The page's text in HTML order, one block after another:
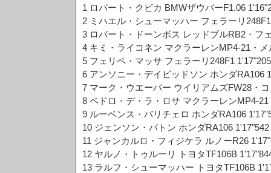
1 ロバート・クビカ BMWザウバーF1.06
2 ミハエル・シューマッハー フェラーリ
3 ロバート・ドーンボス レッドブルRB2・フ
4 キミ・ライコネン マクラーレンMP4-21・
5 フェリペ・マッサ フェラーリ248F1
6 アンソニー・デイビッドソン ホンダRA106
7 マーク・ウエーバー ウイリアムズFW28・
8 ペドロ・デ・ラ・ロサ マクラーレンMP4-
9 ルーベンス・バリチェロ ホンダRA106
10 ジェンソン・バトン ホンダRA106 1'17"542
11 ジャンカルロ・フィジケラ ルノーR26
12 ヤルノ・トゥルーリ トヨタTF106B
13 ラルフ・シューマッハー トヨタTF106B